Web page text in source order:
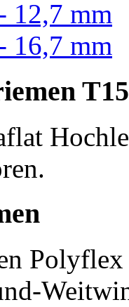
12,7 mm
16,7 mm